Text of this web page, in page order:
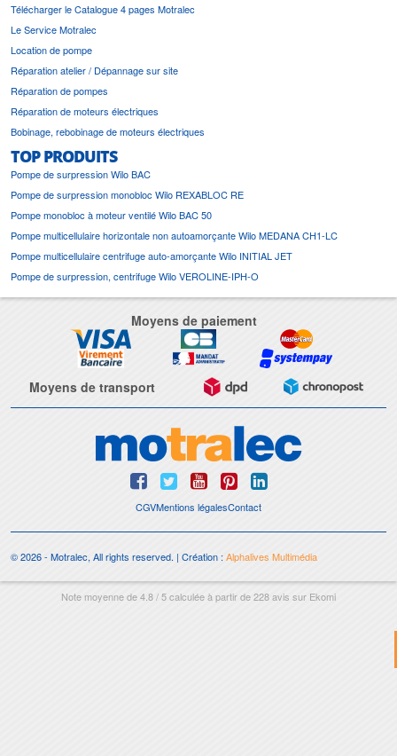
Télécharger le Catalogue 4 pages Motralec
Le Service Motralec
Location de pompe
Réparation atelier / Dépannage sur site
Réparation de pompes
Réparation de moteurs électriques
Bobinage, rebobinage de moteurs électriques
TOP PRODUITS
Pompe de surpression Wilo BAC
Pompe de surpression monobloc Wilo REXABLOC RE
Pompe monobloc à moteur ventilé Wilo BAC 50
Pompe multicellulaire horizontale non autoamorçante Wilo MEDANA CH1-LC
Pompe multicellulaire centrifuge auto-amorçante Wilo INITIAL JET
Pompe de surpression, centrifuge Wilo VEROLINE-IPH-O
Moyens de paiement
Moyens de transport
CGVMentions légalesContact
© 2026 - Motralec, All rights reserved. | Création :Alphalives Multimédia
Note moyenne de4.8/5calculée à partir de228avis sur Ekomi